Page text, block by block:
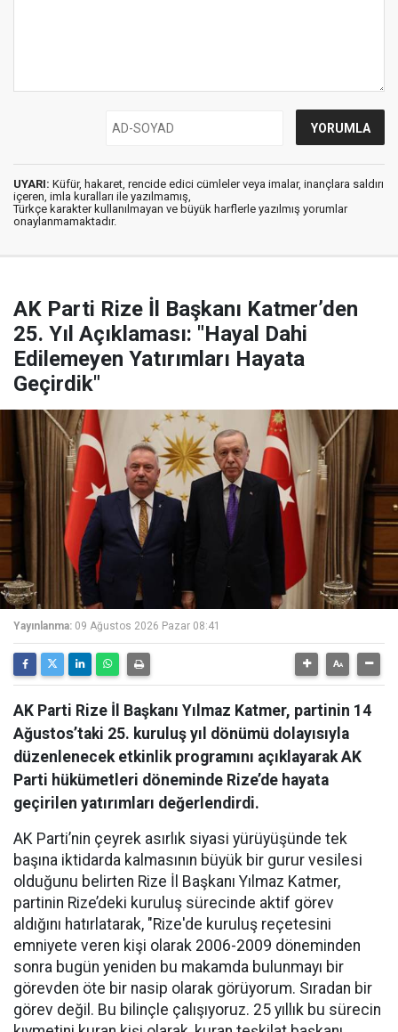
UYARI: Küfür, hakaret, rencide edici cümleler veya imalar, inançlara saldırı
içeren, imla kuralları ile yazılmamış,
Türkçe karakter kullanılmayan ve büyük harflerle yazılmış yorumlar
onaylanmamaktadır.
AK Parti Rize İl Başkanı Katmer’den
25. Yıl Açıklaması: "Hayal Dahi
Edilemeyen Yatırımları Hayata
Geçirdik"
Yayınlanma: 09 Ağustos 2026 Pazar 08:41
AK Parti Rize İl Başkanı Yılmaz Katmer, partinin 14
Ağustos’taki 25. kuruluş yıl dönümü dolayısıyla
düzenlenecek etkinlik programını açıklayarak AK
Parti hükümetleri döneminde Rize’de hayata
geçirilen yatırımları değerlendirdi.
AK Parti’nin çeyrek asırlık siyasi yürüyüşünde tek
başına iktidarda kalmasının büyük bir gurur vesilesi
olduğunu belirten Rize İl Başkanı Yılmaz Katmer,
partinin Rize’deki kuruluş sürecinde aktif görev
aldığını hatırlatarak, "Rize'de kuruluş reçetesini
emniyete veren kişi olarak 2006-2009 döneminden
sonra bugün yeniden bu makamda bulunmayı bir
görevden öte bir nasip olarak görüyorum. Sıradan bir
görev değil. Bu bilinçle çalışıyoruz. 25 yıllık bu sürecin